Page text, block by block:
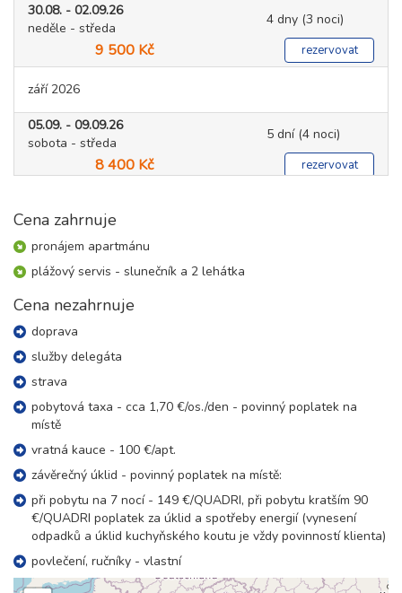
30.08. - 02.09.26
neděle - středa
4 dny (3 noci)
9 500 Kč rezervovat
září 2026
05.09. - 09.09.26
sobota - středa
5 dní (4 noci)
8 400 Kč rezervovat
sobota - čtvrtek
10 400 Kč
05.09. - 12.09.26
sobota - sobota
11 400 Kč
06.09. - 09.09.26
neděle - středa
12.09. - 16.09.26
sobota - středa
5 dní (4 noci)
6 500 Kč
12.09. - 17.09.26
6 dní (5 nocí)
8 100 Kč rezervovat
12.09. - 19.09.26
sobota - sobota
8 dní (7 nocí)
8 100 Kč rezervovat
Cena zahrnuje
pronájem apartmánu
plážový servis - slunečník a 2 lehátka
Cena nezahrnuje
doprava
služby delegáta
strava
pobytová taxa - cca 1,70 €/os./den - povinný poplatek na
místě
vratná kauce - 100 €/apt.
závěrečný úklid - povinný poplatek na místě:
při pobytu na 7 nocí - 149 €/QUADRI, při pobytu kratším 90
€/QUADRI poplatek za úklid a spotřeby energií (vynesení
odpadků a úklid kuchyňského koutu je vždy povinností klienta)
povlečení, ručníky - vlastní